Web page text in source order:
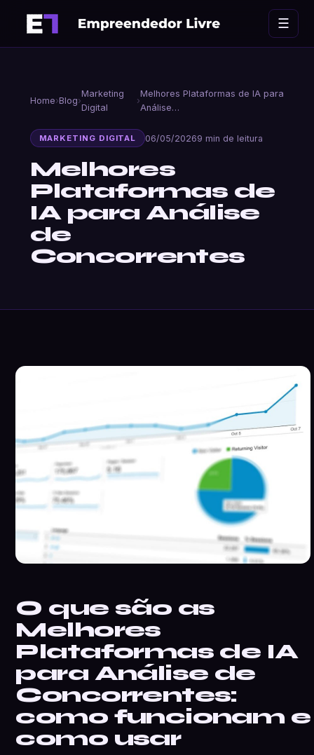
☰
Home›Blog›
Marketing
Digital
›
Melhores Plataformas de IA para
Análise…
MARKETING DIGITAL 06/05/20269 min de leitura
Melhores
Plataformas de
IA para Análise
de
Concorrentes
O que são as
Melhores
Plataformas de IA
para Análise de
Concorrentes:
como funcionam e
como usar